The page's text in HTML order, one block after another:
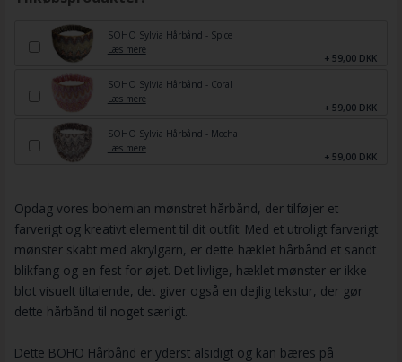
SOHO Sylvia Hårbånd - Spice
Læs mere
+ 59,00 DKK
SOHO Sylvia Hårbånd - Coral
Læs mere
+ 59,00 DKK
SOHO Sylvia Hårbånd - Mocha
Læs mere
+ 59,00 DKK
Opdag vores bohemian mønstret hårbånd, der tilføjer et
farverigt og kreativt element til dit outfit. Med et utroligt farverigt
mønster skabt med akrylgarn, er dette hæklet hårbånd et sandt
blikfang og en fest for øjet. Det livlige, hæklet mønster er ikke
blot visuelt tiltalende, det giver også en dejlig tekstur, der gør
dette hårbånd til noget særligt.
Dette BOHO Hårbånd er yderst alsidigt og kan bæres på